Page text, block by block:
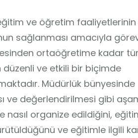
ve öğretim faaliyetlerinin
sağlanması amacıyla
ortaöğretime kadar
ve etkili bir biçimde
Müdürlük bünyesinde
ve değerlendirilmesi gibi
nasıl organize edildiğini,
ve eğitimle ilgili